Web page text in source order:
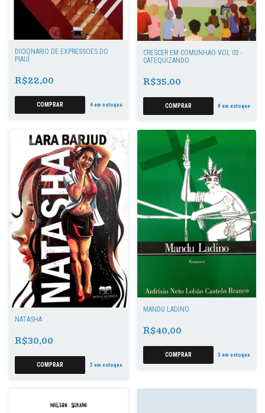
DICIONÁRIO DE EXPRESSÕES DO
PIAUÍ
R$22,00
4em estoque
CRESCER EM COMUNHÃO VOL 03 -
CATEQUIZANDO
R$35,00
9 em estoque
NATASHA
R$30,00
5 em estoque
MANDU LADINO
R$40,00
3 em estoque